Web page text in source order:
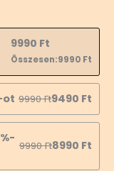
9990 Ft
Összesen:9990 Ft
ot 9990Ft9490 Ft
9990Ft8990 Ft